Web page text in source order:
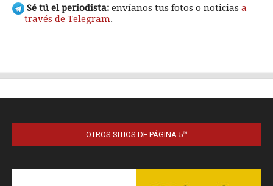
OTROS SITIOS DE PÁGINA 5™